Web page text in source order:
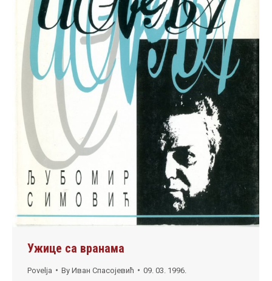
Ужице са вранама
Povelja By Иван Спасојевић 09. 03. 1996.